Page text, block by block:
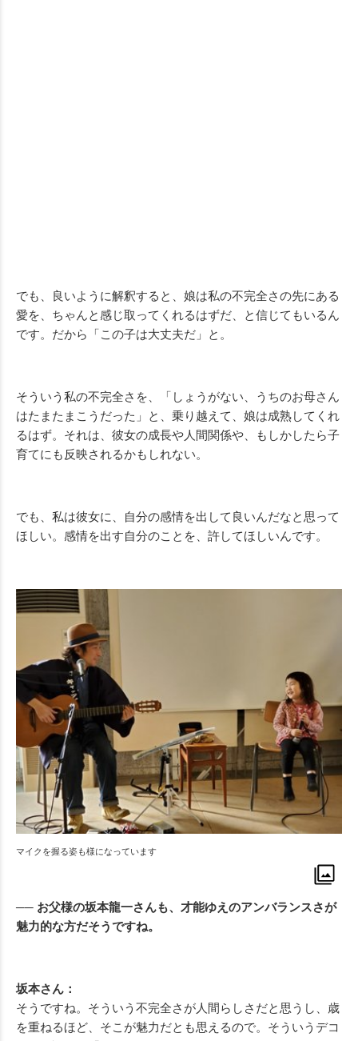
でも、良いように解釈すると、娘は私の不完全さの先にある
愛を、ちゃんと感じ取ってくれるはずだ、と信じてもいるん
です。だから「この子は大丈夫だ」と。
そういう私の不完全さを、「しょうがない、うちのお母さん
はたまたまこうだった」と、乗り越えて、娘は成熟してくれ
るはず。それは、彼女の成長や人間関係や、もしかしたら子
育てにも反映されるかもしれない。
でも、私は彼女に、自分の感情を出して良いんだなと思って
ほしい。感情を出す自分のことを、許してほしいんです。
マイクを握る姿も様になっています
── お父様の坂本龍一さんも、才能ゆえのアンバランスさが
魅力的な方だそうですね。
坂本さん：
そうですね。そういう不完全さが人間らしさだと思うし、歳
を重ねるほど、そこが魅力だとも思えるので。そういうデコ